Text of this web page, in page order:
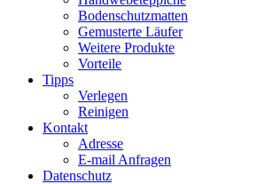
Bodenschutzmatten
Gemusterte Läufer
Weitere Produkte
Vorteile
Tipps
Verlegen
Reinigen
Kontakt
Adresse
E-mail Anfragen
Datenschutz